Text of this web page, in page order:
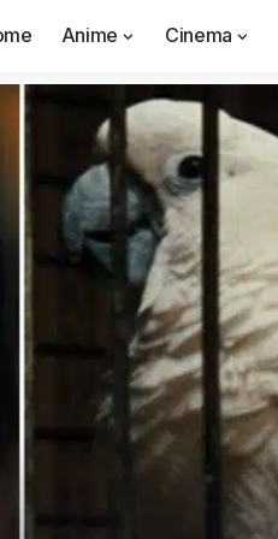
Anime Cinema